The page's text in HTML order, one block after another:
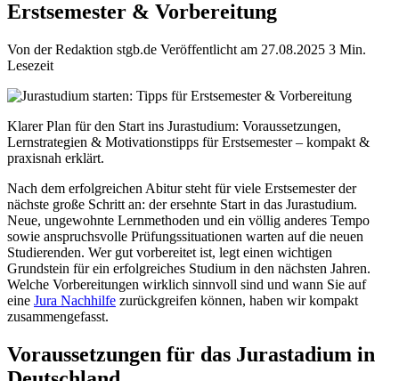
Erstsemester & Vorbereitung
Von der Redaktion stgb.de Veröffentlicht am 27.08.2025 3 Min.
Lesezeit
Klarer Plan für den Start ins Jurastudium: Voraussetzungen,
Lernstrategien & Motivationstipps für Erstsemester – kompakt &
praxisnah erklärt.
Nach dem erfolgreichen Abitur steht für viele Erstsemester der
nächste große Schritt an: der ersehnte Start in das Jurastudium.
Neue, ungewohnte Lernmethoden und ein völlig anderes Tempo
sowie anspruchsvolle Prüfungssituationen warten auf die neuen
Studierenden. Wer gut vorbereitet ist, legt einen wichtigen
Grundstein für ein erfolgreiches Studium in den nächsten Jahren.
Welche Vorbereitungen wirklich sinnvoll sind und wann Sie auf
eine Jura Nachhilfe zurückgreifen können, haben wir kompakt
zusammengefasst.
Voraussetzungen für das Jurastadium in